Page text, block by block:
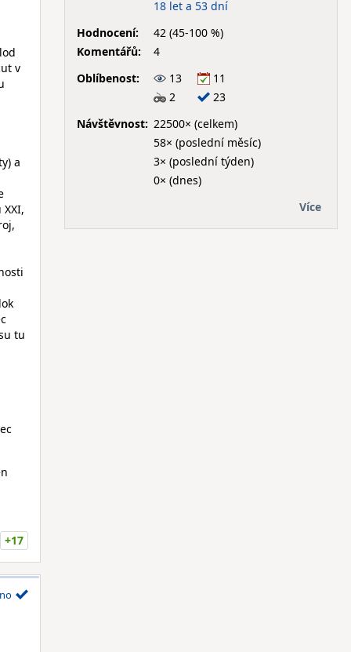
v
a
tu
+17
18 let a 53 dní
Hodnocení:
42 (45-100 %)
Komentářů:
4
Oblíbenost:
13
11
2
23
Návštěvnost: 22500× (celkem)
58× (poslední měsíc)
3× (poslední týden)
0× (dnes)
Více